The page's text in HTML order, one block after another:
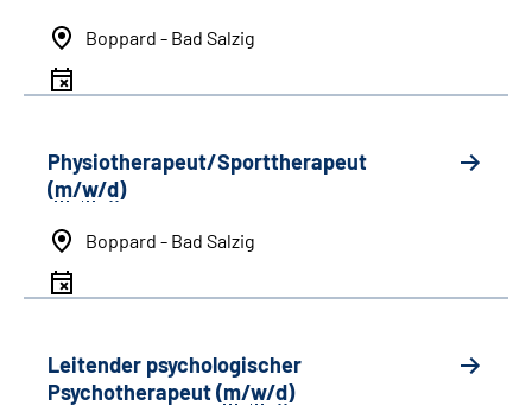
Boppard - Bad Salzig
Physiotherapeut/Sporttherapeut
(m/w/d)
Boppard - Bad Salzig
Leitender psychologischer
Psychotherapeut (m/w/d)